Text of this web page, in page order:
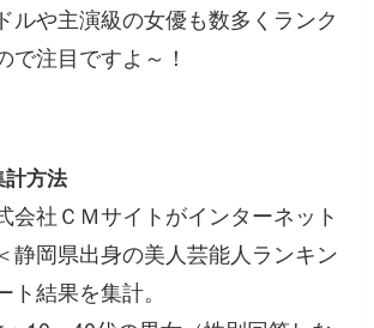
ルや主演級の女優も数多くランク
で注目ですよ～！
計方法
会社ＣＭサイトがインターネット
静岡県出身の美人芸能人ランキン
結果を集計。